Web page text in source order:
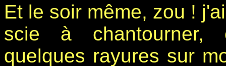
Et le soir même, zou !
scie à
quelques rayures sur